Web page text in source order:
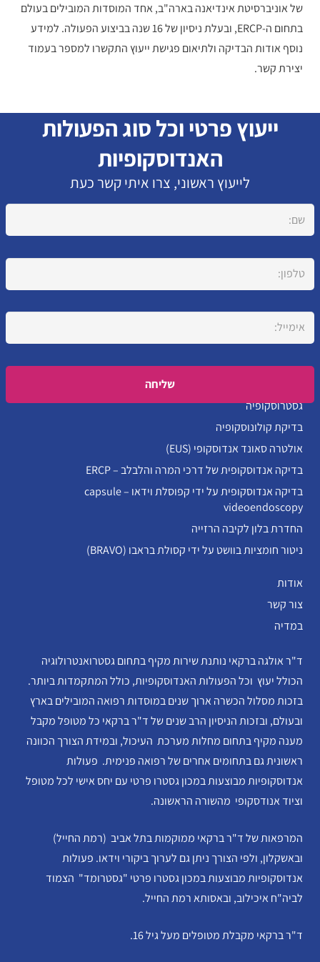
של אוניברסיטת אינדיאנה בארה"ב, אחד המוסדות המובילים בעולם
בתחום ה-ERCP, ובעלת ניסיון של 16 שנה בביצוע הפעולה. למידע
נוסף אודות הבדיקה ולתיאום פגישת ייעוץ התקשרו למספר בעמוד
יצירת קשר.
ייעוץ פרטי וכל סוג הפעולות
האנדוסקופיות
לייעוץ ראשוני, צרו איתי קשר כעת
Please leave this field empty.
גסטרוסקופיה
בדיקת קולונוסקופיה
אולטרה סאונד אנדוסקופי (EUS)
בדיקה אנדוסקופית של דרכי המרה והלבלב – ERCP
בדיקה אנדוסקופית על ידי קפוסלת וידאו – capsule
videoendoscopy
החדרת בלון לקיבה הרזייה
ניטור חומציות בוושט על ידי קסולת בראבו (BRAVO)
אודות
צור קשר
במדיה
ד"ר אולגה ברקאי נותנת שירות מקיף בתחום גסטרואנטרולוגיה
הכולל יעוץ וכל הפעולות האנדוסקופיות, כולל המתקמדות ביותר.
בזכות מסלול הכשרה ארוך שנים במוסדות רפואה המובילים בארץ
ובעולם, ובזכות הניסיון הרב שנים של ד"ר ברקאי כל מטופל מקבל
מענה מקיף בתחום מחלות מערכת העיכול, ובמידת הצורך הכוונה
ראשונית גם בתחומים אחרים של רפואה פנימית. פעולות
אנדוסקופיות מבוצעות במכון גסטרו פרטי עם יחס אישי לכל מטופל
וציוד אנודסקופי מהשורה הראשונה.
המרפאות של ד"ר ברקאי ממוקמות בתל אביב (רמת החייל)
ובאשקלון, ולפי הצורך ניתן גם לערוך ביקורי וידאו. פעולות
אנדוסקופיות מבוצעות במכון גסטרו פרטי "גסטרומד" הצמוד
לביה"ח איכילוב, ובאסותא רמת החייל.
ד"ר ברקאי מקבלת מטופלים מעל גיל 16.